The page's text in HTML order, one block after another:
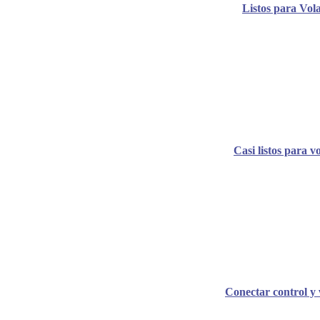
Listos para
Casi listos para
Conectar control y